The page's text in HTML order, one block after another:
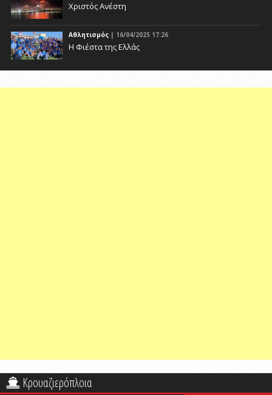
Χριστός Ανέστη
Αθλητισμός | 16/04/2025 17:26
Η Φιέστα της Ελλάς
Κρουαζιερόπλοια